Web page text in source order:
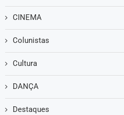
CINEMA
Colunistas
Cultura
DANÇA
Destaques